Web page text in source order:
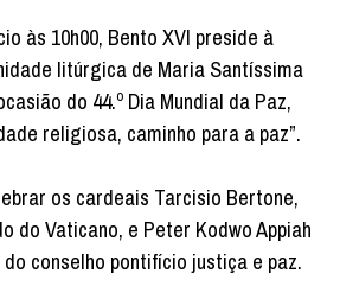
às 10h00, Bento XVI preside à
litúrgica de Maria Santíssima
do 44.º Dia Mundial da Paz,
religiosa, caminho para a paz”.
os cardeais Tarcisio Bertone,
do Vaticano, e Peter Kodwo Appiah
conselho pontifício justiça e paz.